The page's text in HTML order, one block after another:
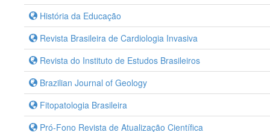
História da Educação
Revista Brasileira de Cardiologia Invasiva
Revista do Instituto de Estudos Brasileiros
Brazilian Journal of Geology
Fitopatologia Brasileira
Pró-Fono Revista de Atualização Científica